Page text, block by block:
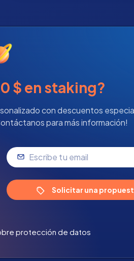
$ en staking?
con descuentos
para más información!
Solicitar una
protección de datos